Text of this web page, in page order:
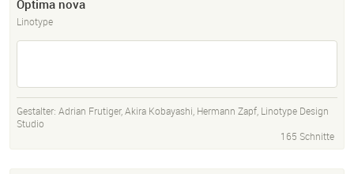
Optima nova
Linotype
Gestalter: Adrian Frutiger,Akira Kobayashi, Hermann Zapf, Linotype Design
Studio
165 Schnitte